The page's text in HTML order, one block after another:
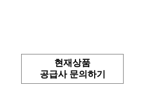
현재상품
공급사 문의하기